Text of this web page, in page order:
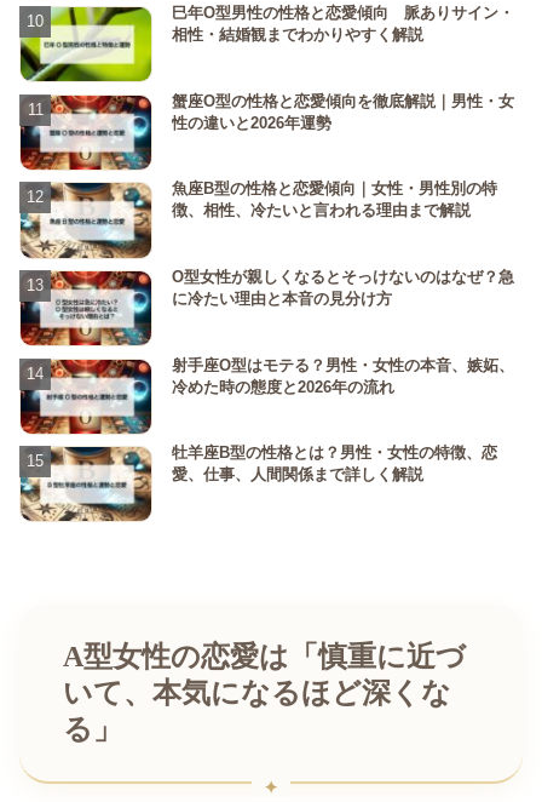
巳年O型男性の性格と恋愛傾向 脈ありサイン・
相性・結婚観までわかりやすく解説
蟹座O型の性格と恋愛傾向を徹底解説｜男性・女
性の違いと2026年運勢
魚座B型の性格と恋愛傾向｜女性・男性別の特
徴、相性、冷たいと言われる理由まで解説
O型女性が親しくなるとそっけないのはなぜ？急
に冷たい理由と本音の見分け方
射手座O型はモテる？男性・女性の本音、嫉妬、
冷めた時の態度と2026年の流れ
牡羊座B型の性格とは？男性・女性の特徴、恋
愛、仕事、人間関係まで詳しく解説
A型女性の恋愛は「慎重に近づ
いて、本気になるほど深くな
る」